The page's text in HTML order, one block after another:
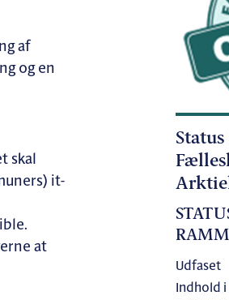
af
og en
skal
it-
at
Udfaset
Indhold